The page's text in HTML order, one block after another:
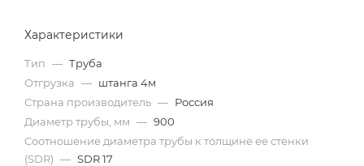
Характеристики
Тип — Труба
Отгрузка — штанга 4м
Страна производитель — Россия
Диаметр трубы, мм — 900
Cоотношение диаметра трубы к толщине ее стенки
(SDR) — SDR 17